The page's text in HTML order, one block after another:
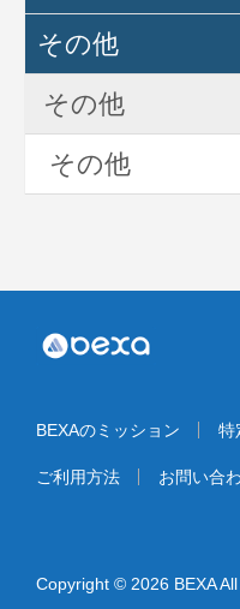
その他
その他
その他
BEXAのミッション 特
ご利用方法 お問い合
Copyright © 2026 BEXA